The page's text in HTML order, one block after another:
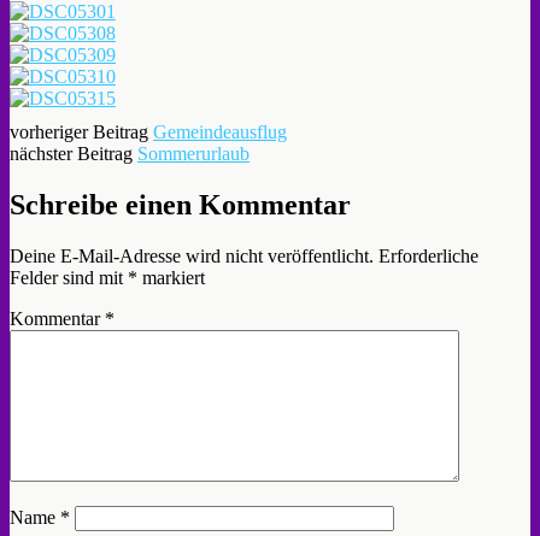
vorheriger Beitrag Gemeindeausflug
nächster Beitrag Sommerurlaub
Schreibe einen Kommentar
Deine E-Mail-Adresse wird nicht veröffentlicht. Erforderliche
Felder sind mit * markiert
Kommentar *
Name *